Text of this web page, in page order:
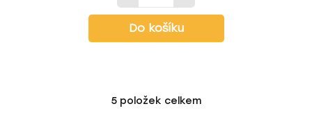
Do košíku
O
5položek celkem